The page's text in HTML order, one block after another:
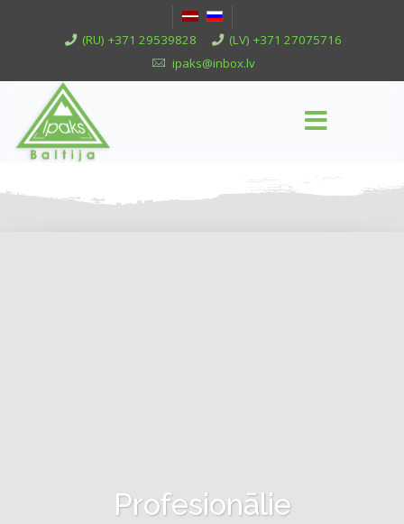
(RU) +371 29539828
(LV) +371 27075716
ipaks@inbox.lv
Profesionālie